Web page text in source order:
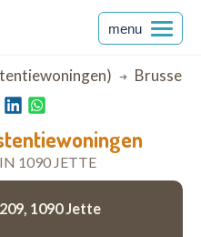
menu
Brussel
1090 JETTE
1090 Jette